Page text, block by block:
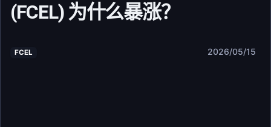
(FCEL) 为什么暴涨？
FCEL 2026/05/15